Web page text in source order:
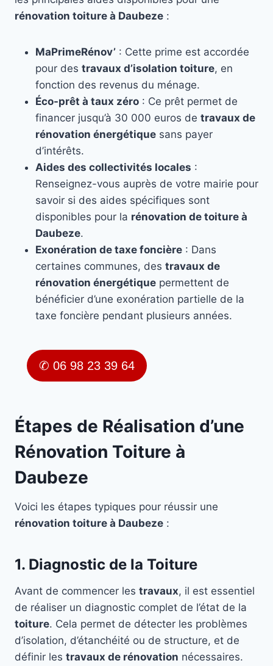
rénovation toiture à Daubeze :
MaPrimeRénov’ : Cette prime est accordée
pour des travaux d’isolation toiture, en
fonction des revenus du ménage.
Éco-prêt à taux zéro : Ce prêt permet de
financer jusqu’à 30 000 euros de travaux de
rénovation énergétique sans payer
d’intérêts.
Aides des collectivités locales :
Renseignez-vous auprès de votre mairie pour
savoir si des aides spécifiques sont
disponibles pour la rénovation de toiture à
Daubeze.
Exonération de taxe foncière : Dans
certaines communes, des travaux de
rénovation énergétique permettent de
bénéficier d’une exonération partielle de la
taxe foncière pendant plusieurs années.
✆ 06 98 23 39 64
Étapes de Réalisation d’une
Rénovation Toiture à
Daubeze
Voici les étapes typiques pour réussir une
rénovation toiture à Daubeze :
1. Diagnostic de la Toiture
Avant de commencer les travaux, il est essentiel
de réaliser un diagnostic complet de l’état de la
toiture. Cela permet de détecter les problèmes
d’isolation, d’étanchéité ou de structure, et de
définir les travaux de rénovation nécessaires.